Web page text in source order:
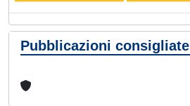
Pubblicazioni consigliate